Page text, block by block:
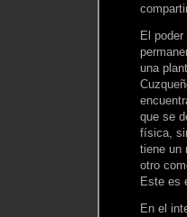
El
una
que se
física,
tiene un
otro
Este es
En el